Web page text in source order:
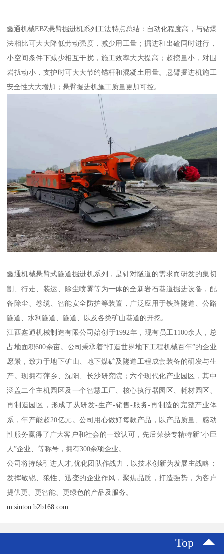
鑫通机械EBZ悬臂掘进机系列工法特点总结：自动化程度高，与钻爆
法相比可大大降低劳动强度，减少用工量；掘进和出碴同时进行，
小空间条件下减少相互干扰，施工效率大大提高；超挖量小，对围
岩扰动小，支护时可大大节约锚杆和混凝土用量。悬臂掘进机施工
安全性大大增加；悬臂掘进机施工质量更加可控。
鑫通机械悬臂式隧道掘进机系列，是针对隧道的需求而研发的集切
割、行走、装运、除尘喷雾等为一体的全新岩石巷道掘进设备，配
备除尘、卷缆、智能安全防护等装置，广泛应用于铁路隧道、公路
隧道、水利隧道、隧道、以及各类矿山巷道的开挖。
江西鑫通机械制造有限公司始创于1992年，现有员工1100余人，总
占地面积600余亩。公司秉承着“打造世界地下工程机械百年”的企业
愿景，致力于地下矿山、地下煤矿及隧道工程成套装备的研发与生
产。现拥有萍乡、沈阳、长沙研究院；六个现代化产业园区，其中
涵盖二个主机园区及一个智慧工厂、核心执行器园区、耗材园区、
再制造园区，形成了从研发-生产-销售-服务-再制造的完整产业体
系，年产能超20亿元。公司用心做好每款产品，以产品质量、感动
性服务赢得了广大客户和社会的一致认可，先后荣获专精特新“小巨
人”企业、等称号，拥有300余项企业。
公司将持续引进人才,优化团队作战力，以技术创新为发展主战略；
发挥敏锐、狼性、迅变的企业作风，聚焦品质，打造强势，为客户
提供更、更智能、更绿色的产品及服务。
m.sinton.b2b168.com
Top